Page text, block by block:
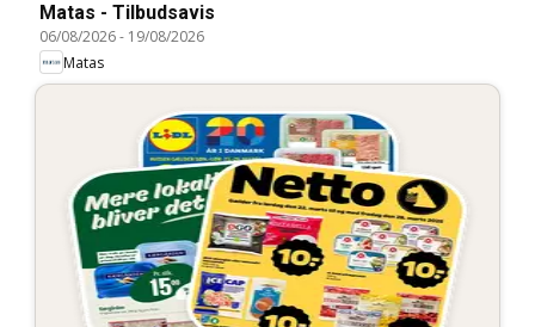
Matas - Tilbudsavis
06/08/2026- 19/08/2026
Matas